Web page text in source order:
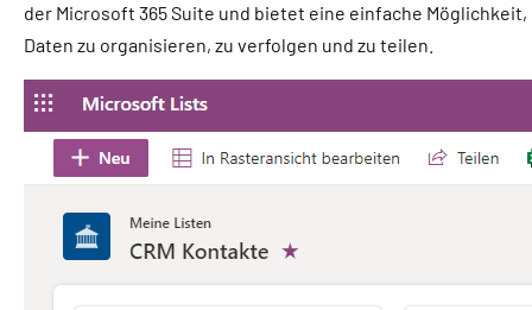
der Microsoft 365 Suite und bietet eine einfache Möglichkeit,
Daten zu organisieren, zu verfolgen und zu teilen.